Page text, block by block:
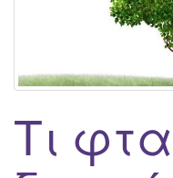
Τι